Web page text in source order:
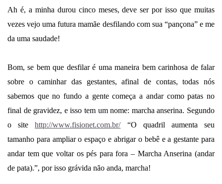
Ah é, a minha durou cinco meses, deve ser por isso que muitas
vezes vejo uma futura mamãe desfilando com sua “pançona” e me
da uma saudade!
Bom, se bem que desfilar é uma maneira bem carinhosa de falar
sobre o caminhar das gestantes, afinal de contas, todas nós
sabemos que no fundo a gente começa a andar como patas no
final de gravidez, e isso tem um nome: marcha anserina. Segundo
o site
http://www.fisionet.com.br/
“O quadril aumenta seu
tamanho para ampliar o espaço e abrigar o bebê e a gestante para
andar tem que voltar os pés para fora – Marcha Anserina (andar
de pata).”, por isso grávida não anda, marcha!